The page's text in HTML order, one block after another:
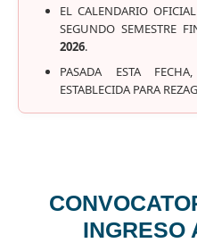
EL CALENDARIO
SEGUNDO SEMESTRE
2026.
PASADA ESTA
ESTABLECIDA PARA
INGRESO